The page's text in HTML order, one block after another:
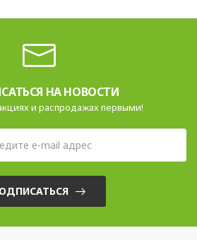
НА НОВОСТИ
и распродажах первыми!